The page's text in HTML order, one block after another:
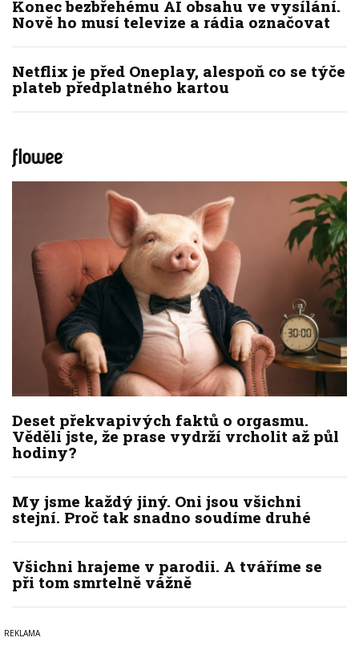
Konec bezbřehému AI obsahu ve vysílání.
Nově ho musí televize a rádia označovat
Netflix je před Oneplay, alespoň co se týče
plateb předplatného kartou
Deset překvapivých faktů o orgasmu.
Věděli jste, že prase vydrží vrcholit až půl
hodiny?
My jsme každý jiný. Oni jsou všichni
stejní. Proč tak snadno soudíme druhé
Všichni hrajeme v parodii. A tváříme se
při tom smrtelně vážně